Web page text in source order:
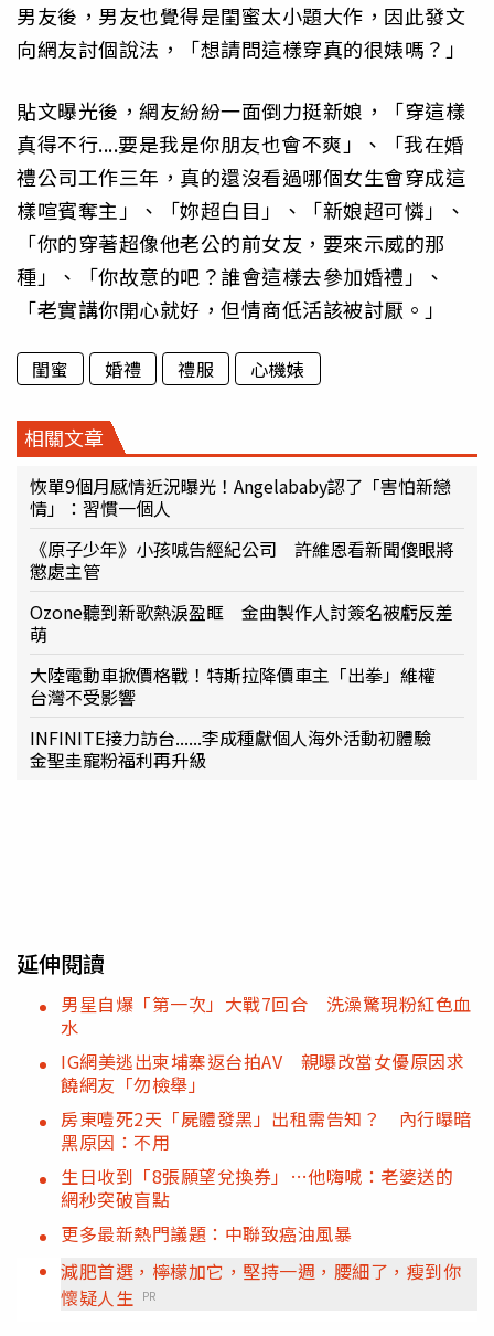
男友後，男友也覺得是閨蜜太小題大作，因此發文
向網友討個說法，「想請問這樣穿真的很婊嗎？」
貼文曝光後，網友紛紛一面倒力挺新娘，「穿這樣
真得不行....要是我是你朋友也會不爽」、「我在婚
禮公司工作三年，真的還沒看過哪個女生會穿成這
樣喧賓奪主」、「妳超白目」、「新娘超可憐」、
「你的穿著超像他老公的前女友，要來示威的那
種」、「你故意的吧？誰會這樣去參加婚禮」、
「老實講你開心就好，但情商低活該被討厭。」
閨蜜 婚禮 禮服 心機婊
相關文章
恢單9個月感情近況曝光！Angelababy認了「害怕新戀
情」：習慣一個人
《原子少年》小孩喊告經紀公司 許維恩看新聞傻眼將
懲處主管
Ozone聽到新歌熱淚盈眶 金曲製作人討簽名被虧反差
萌
大陸電動車掀價格戰！特斯拉降價車主「出拳」維權
台灣不受影響
INFINITE接力訪台......李成種獻個人海外活動初體驗
金聖圭寵粉福利再升級
延伸閱讀
男星自爆「第一次」大戰7回合 洗澡驚現粉紅色血
水
IG網美逃出柬埔寨返台拍AV 親曝改當女優原因求
饒網友「勿檢舉」
房東噎死2天「屍體發黑」出租需告知？ 內行曝暗
黑原因：不用
生日收到「8張願望兌換券」…他嗨喊：老婆送的
網秒突破盲點
更多最新熱門議題：中聯致癌油風暴
減肥首選，檸檬加它，堅持一週，腰細了，瘦到你
懷疑人生
PR